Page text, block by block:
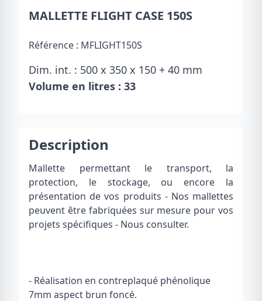
MALLETTE FLIGHT CASE 150S
Référence : MFLIGHT150S
Dim. int. : 500 x 350 x 150 + 40 mm
Volume en litres : 33
Description
Mallette permettant le transport, la
protection, le stockage, ou encore la
présentation de vos produits - Nos mallettes
peuvent être fabriquées sur mesure pour vos
projets spécifiques - Nous consulter.
- Réalisation en contreplaqué phénolique
7mm aspect brun foncé.